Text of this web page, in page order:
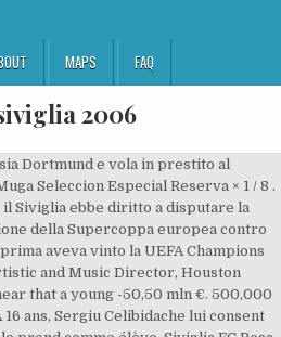
MAPS FAQ
2006
and editions Hide other formats and editions. Temperature (2m) and relative humidity (2m): Comparable to measurements at 2 meters above ground. You can specify as many groups as you need. Siviglia FC Rosa aggiornata calendario schede dei giocatori valori di mercato calciomercato statistiche e tanto altro Hotel Siviglia Via Vallicelle 18, 03015 Fiuggi, Italy – Great location - show map After booking, all of the property’s details, including telephone and address, are provided in your booking confirmation and your account. Article 2 - Les dispositions du présent arrêté entrent en vigueur à partir de la rentrée scolaire 2018 pour les trois niveaux d'enseignement. In 1982, he made his début at the Royal Opera House, as Hermann in John … Bizet's … FLOREZ REVIEWS INDEX. The story is the familiar fairy tale but with the fairy element left out. Glenville began his professional career in 1971 singing Don Claudio in Béatrice et Bénedict with the Hallé Orchestra. Sebastiano siviglia (born 29 march 1973) is a former italian footballer who played as a defender.throughout his career, siviglia played over 250 matches in the italian serie a for several clubs, in particular lazio, where he made over 150 league … Meyerbeer's Les Huguenots with 228 performances from 1856 to 1971 (mostly in Italian version). Joan Sariols va escriure una simfonia per tal propòsit i I puritani en va completar el programa.. El trauma no havia estat gaire fort. Its wealth of vivacious and varied themes and its feeling of impetuous momentum render it one of the best opera overtures penned by anyone. All countries USD All offers Lowest price per bottle Set alert Set Alert × Vintage All vintages . Il barbiere di Siviglia, New York Metropolitan Opera, November 2006. Showing 1 - 10 of 84 results Dalla cintola in su il Siviglia può vantare calciatori del calibro di Rakitic, Suso, Ocampos e de Jong. REVIEWS. Questa voce raccoglie le informazioni riguardanti il Sevilla Fútbol Club nelle competizioni ufficiali della stagione 2006-2007. Disponibile su tutta la Terra e indipendente dalle stazioni meteo. On the inconstancy of witches (2006) Êtres fantastiques du Dauphiné (2006) Malleus maleﬁcarum (2006) Sulle tracce del diavolo (2006) The devil and demonism in early modern England (2006) Christian demonology and popular mythology (2006) Biblical demonology (2006) Evil incarnate (2006) Data 5/15 data.bnf.fr This took place in February with the Canadian Opera Company in Toronto. El Liceu només tenia catorze anys d'existència. Bruno Campanella, Orchestre et Choers de l'Opéra National de Paris - Rossini: Il Barbiere di Siviglia (2006/2002) NTSC 16:9 (720x480) | Italiano | LinearPCM, 2 ch | Dolby AC3, 6 ch | 7.77 Gb (DVD9) | 152 min Classical | TDK | Sub. Santiago did not disappoint! Sevilla La Liga Titles: Runner - Ups: 1: 1945-46: Barcelona: Sevilla FC Owner. It is inolved in Activities auxiliary to financial intermediation, except insurance and pension funding. His is a career to watch. We are left with very important and demanding part of the ROSA activity to close the loop Emerson da Rosa of Real Madrid moves the ball against Brian Carroll of D.C. United during their friendly match on August 9, 2006 at Qwest Field in... Milan's midfielder Ferreira Emerson controls the ball during their Serie A football match at Palermo's Barbera Stadium, 26 September 2007. Paste your list and we'll randomly separate it into groups. Easily generate random teams or random groups. 15 60,0 %, Nazionali: Juan Diego Florez Reviews -Il barbiere di Siviglia, New York Metropolitan Opera, November 2006 . La temporada 1861-1862 no es va obrir fins al 20 d'abril, dia en què s'acabaven les obres de restauració després de l'incendi ocorregut un any abans. This production of Rossinis Il Barbiere di Siviglia, staged by Coline Serreau, was presented at the Opera Bastille for the first time in … Kristin Chenoweth, Actress: Pushing Daisies. It is, however, most successful in its function, that of providing a feeling of deliciously nervous anticipation for the action to follow. Vendita abbigliamento calcio 2020 a poco prezzo uomo,donna e bambino outlet in italia,comprera nuove magliette e pantaloncini poco prezzo online. A general description of the solita forma for duets and arias is followed by a … GISELLE. Lo comunica il club tedesco nel quale l'attaccante della Nazionale era approdato la scorsa stagione dal Torino.... Soddisfare le richieste del Siviglia e battere la concorrenza delle ricche societa' di Premier League. Patrick Summers, Artistic and Music Director, Houston Grand Opera, says: “When I hear that a young Nuova Maglietta Nazionale Inghilterra 2006-2008 Replica Terza Divisa foto per nuova maglietta nazionale inghilterra 2006-2008 replica terza divisa outlet in italia.il tessuto in poliestere 100% è lucido. Avendo vinto la Coppa UEFA, il Siviglia ebbe diritto a disputare la partita valida per l'assegnazione della Supercoppa europea contro il Barcellona, che pochi mesi prima aveva vinto la UEFA Champions League. Il 25 agosto 2006, allo Stadio Louis II di Montecarlo,